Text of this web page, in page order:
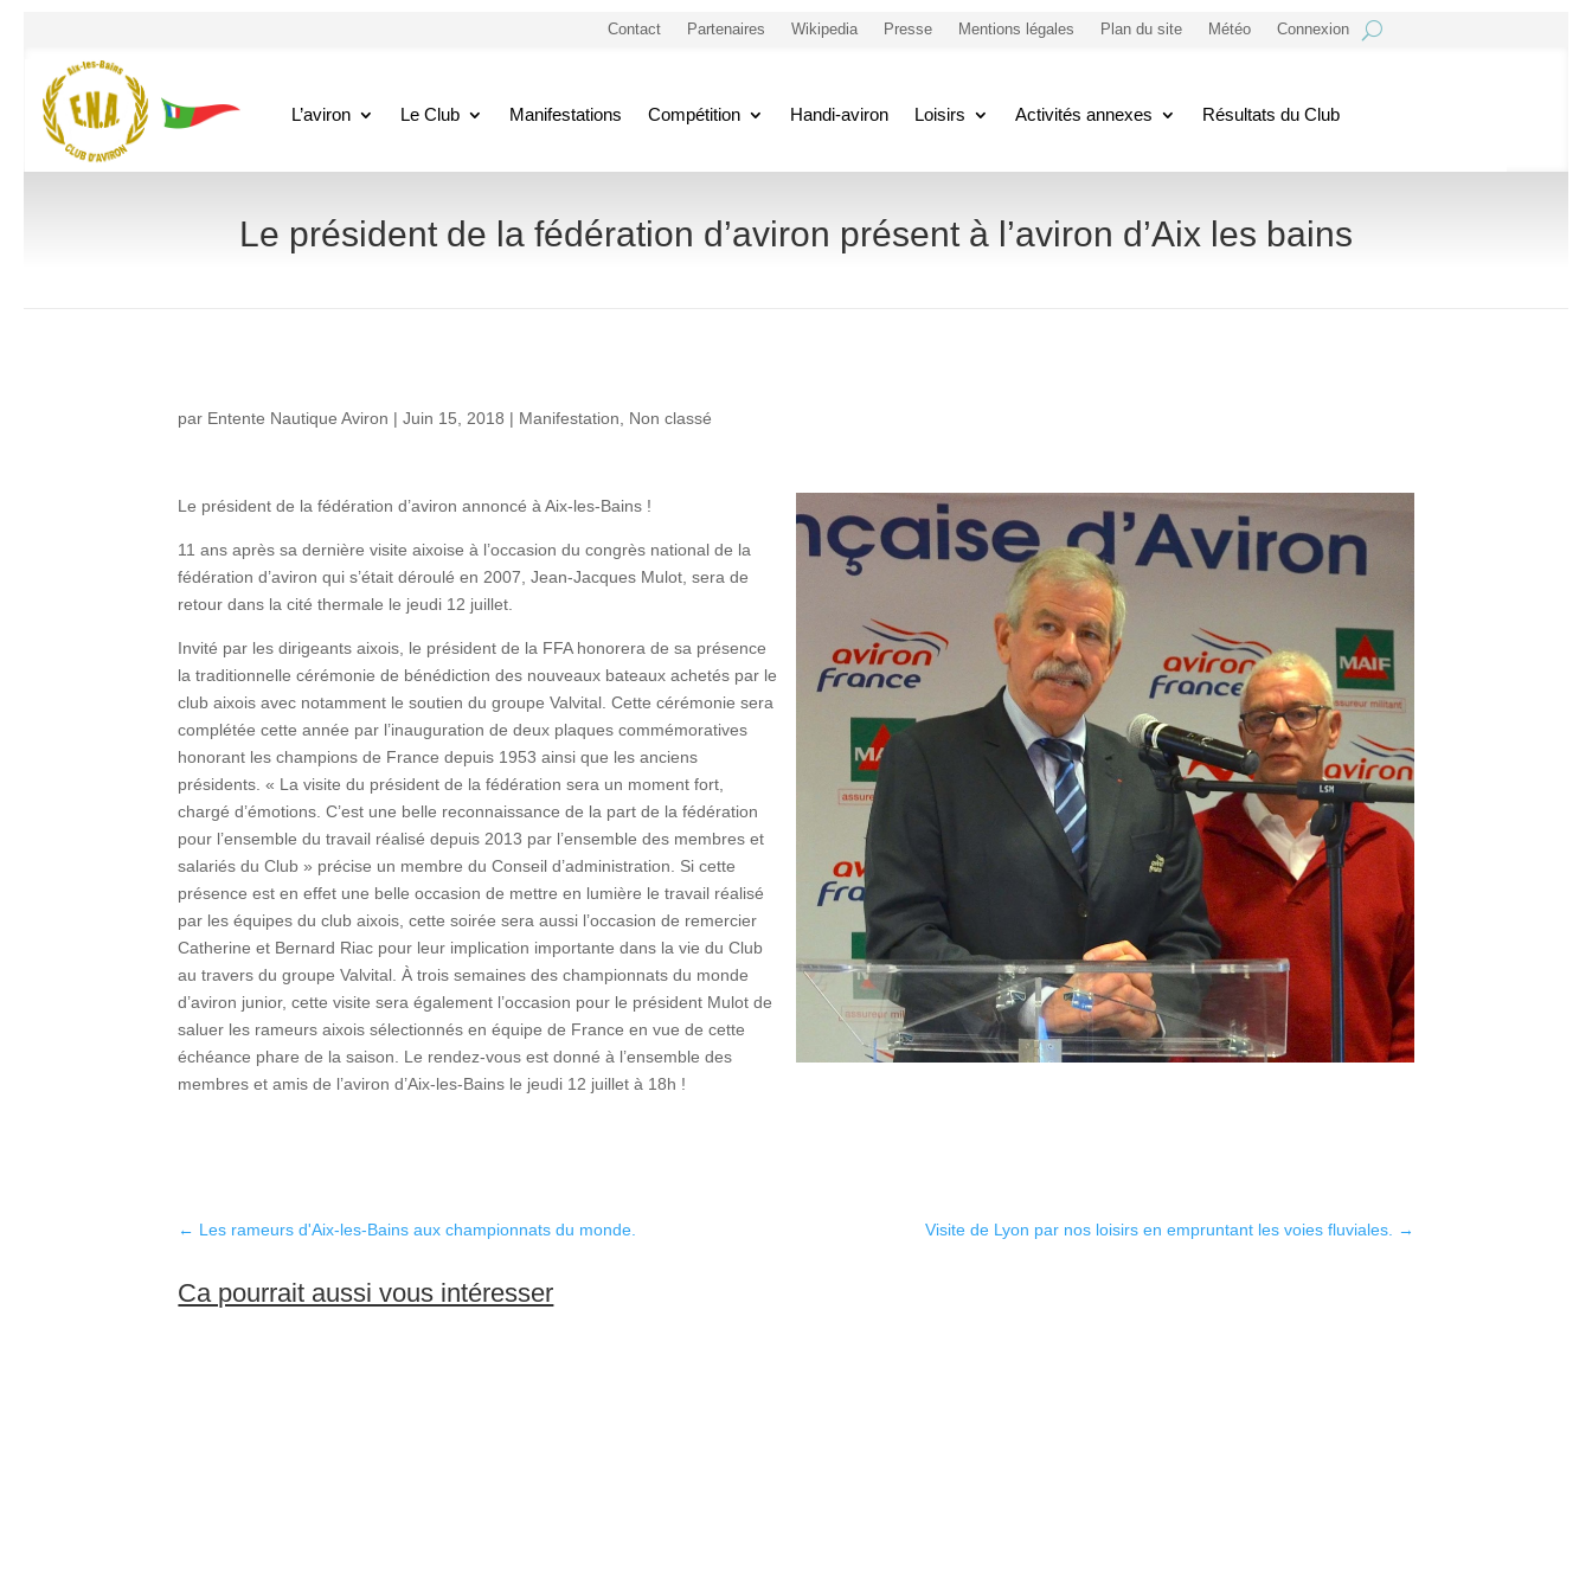
Contact Partenaires Wikipedia Presse Mentions légales Plan du site Météo Connexion
L’aviron Le Club Manifestations Compétition Handi-aviron Loisirs Activités annexes Résultats du Club
Le président de la fédération d’aviron présent à l’aviron d’Aix les bains
par Entente Nautique Aviron |Juin 15, 2018 | Manifestation Non classé
Le président de la fédération d’aviron annoncé à Aix-les-Bains !
11 ans après sa dernière visite aixoise à l’occasion du congrès national de la
fédération d’aviron qui s’était déroulé en 2007, Jean-Jacques Mulot, sera de
retour dans la cité thermale le jeudi 12 juillet.
Invité par les dirigeants aixois, le président de la FFA honorera de sa présence
la traditionnelle cérémonie de bénédiction des nouveaux bateaux achetés par le
club aixois avec notamment le soutien du groupe Valvital. Cette cérémonie sera
complétée cette année par l’inauguration de deux plaques commémoratives
honorant les champions de France depuis 1953 ainsi que les anciens
présidents. « La visite du président de la fédération sera un moment fort,
chargé d’émotions. C’est une belle reconnaissance de la part de la fédération
pour l’ensemble du travail réalisé depuis 2013 par l’ensemble des membres et
salariés du Club » précise un membre du Conseil d’administration. Si cette
présence est en effet une belle occasion de mettre en lumière le travail réalisé
par les équipes du club aixois, cette soirée sera aussi l’occasion de remercier
Catherine et Bernard Riac pour leur implication importante dans la vie du Club
au travers du groupe Valvital. À trois semaines des championnats du monde
d’aviron junior, cette visite sera également l’occasion pour le président Mulot de
saluer les rameurs aixois sélectionnés en équipe de France en vue de cette
échéance phare de la saison. Le rendez-vous est donné à l’ensemble des
membres et amis de l’aviron d’Aix-les-Bains le jeudi 12 juillet à 18h !
← Les rameurs d'Aix-les-Bains aux championnats du monde. Visite de Lyon par nos loisirs en empruntant les voies fluviales. →
Ca pourrait aussi vous intéresser